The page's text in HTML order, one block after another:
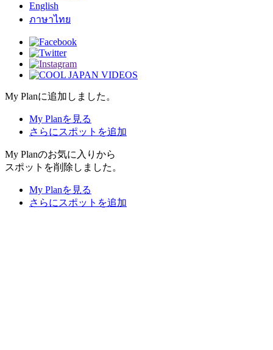
English
ภาษาไทย
My Planに追加しました。
My Planを見る
さらにスポットを追加
My Planのお気に入りから
スポットを削除しました。
My Planを見る
さらにスポットを追加